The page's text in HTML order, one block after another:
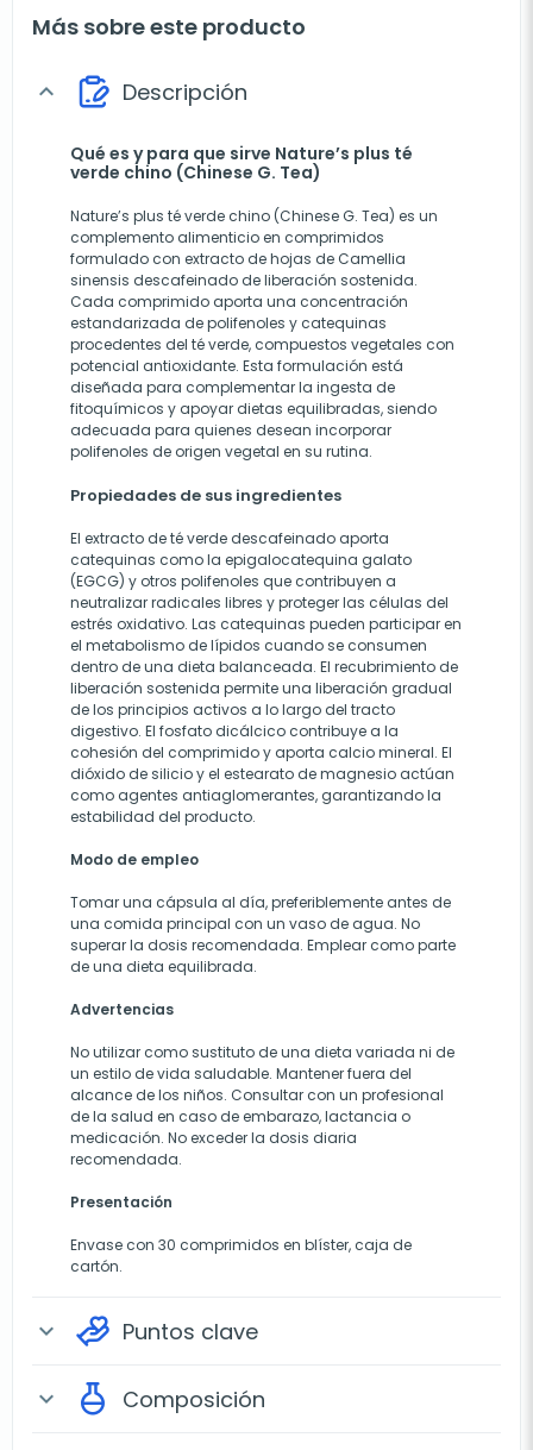
Más sobre este producto
expand_more Descripción
Qué es y para que sirve Nature’s plus té
verde chino (Chinese G. Tea)
Nature’s plus té verde chino (Chinese G. Tea) es un
complemento alimenticio en comprimidos
formulado con extracto de hojas de Camellia
sinensis descafeinado de liberación sostenida.
Cada comprimido aporta una concentración
estandarizada de polifenoles y catequinas
procedentes del té verde, compuestos vegetales con
potencial antioxidante. Esta formulación está
diseñada para complementar la ingesta de
fitoquímicos y apoyar dietas equilibradas, siendo
adecuada para quienes desean incorporar
polifenoles de origen vegetal en su rutina.
Propiedades de sus ingredientes
El extracto de té verde descafeinado aporta
catequinas como la epigalocatequina galato
(EGCG) y otros polifenoles que contribuyen a
neutralizar radicales libres y proteger las células del
estrés oxidativo. Las catequinas pueden participar en
el metabolismo de lípidos cuando se consumen
dentro de una dieta balanceada. El recubrimiento de
liberación sostenida permite una liberación gradual
de los principios activos a lo largo del tracto
digestivo. El fosfato dicálcico contribuye a la
cohesión del comprimido y aporta calcio mineral. El
dióxido de silicio y el estearato de magnesio actúan
como agentes antiaglomerantes, garantizando la
estabilidad del producto.
Modo de empleo
Tomar una cápsula al día, preferiblemente antes de
una comida principal con un vaso de agua. No
superar la dosis recomendada. Emplear como parte
de una dieta equilibrada.
Advertencias
No utilizar como sustituto de una dieta variada ni de
un estilo de vida saludable. Mantener fuera del
alcance de los niños. Consultar con un profesional
de la salud en caso de embarazo, lactancia o
medicación. No exceder la dosis diaria
recomendada.
Presentación
Envase con 30 comprimidos en blíster, caja de
cartón.
expand_more Puntos clave
expand_more Composición